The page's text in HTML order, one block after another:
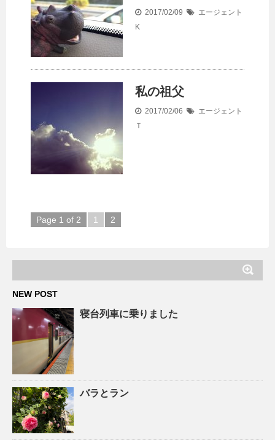
2017/02/09
エージェント
K
私の祖父
2017/02/06
エージェント
Ｔ
Page 1 of 2 1 2
NEW POST
寝台列車に乗りました
バラとラン